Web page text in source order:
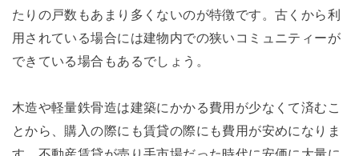
たりの戸数もあまり多くないのが特徴です。古くから利
用されている場合には建物内での狭いコミュニティーが
できている場合もあるでしょう。
木造や軽量鉄骨造は建築にかかる費用が少なくて済むこ
とから、購入の際にも賃貸の際にも費用が安めになりま